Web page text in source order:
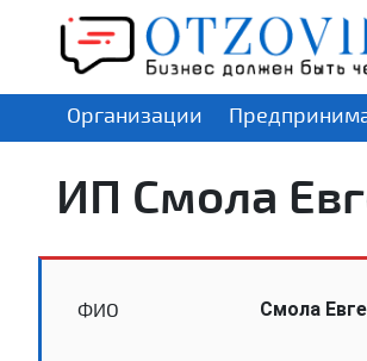
Организации
ИП Смола
ФИО Смола